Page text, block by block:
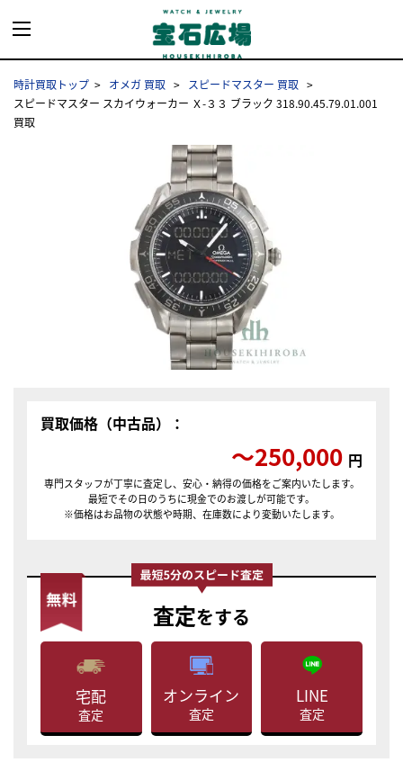
時計買取トップ オメガ 買取
スピードマスター 買取
スピードマスター スカイウォーカー Ｘ-３３ ブラック 318.90.45.79.01.001
買取
買取価格（中古品）：
〜250,000 円
専門スタッフが丁寧に査定し、安心・納得の価格をご案内いたします。
最短でその日のうちに現金でのお渡しが可能です。
※価格はお品物の状態や時期、在庫数により変動いたします。
査定をする
宅配
査定
オンライン
査定
LINE
査定